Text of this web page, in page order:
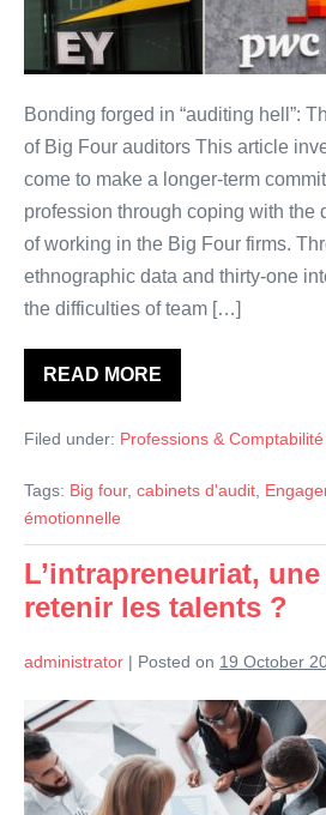
qualités
émotionnelles
pour
persévérer
dans
“l’enfer
de
l’audit”
?
Bonding forged in “auditing hell”:
of Big Four auditors This article
come to make a longer-term
profession through coping with the
of working in the Big Four firms.
ethnographic data and thirty-one
the difficulties of team […]
READ MORE
Auditeurs:
Quelles
les
requises
pour
“l’enfer
de
l’audit”
Filed under: Professions & Comptabilité
Tags: Big four, cabinets d'audit,
émotionnelle
L’intrapreneuriat,
retenir les talents ?
administrator | Posted on 19 October
L’intrapreneuriat,
une
arme